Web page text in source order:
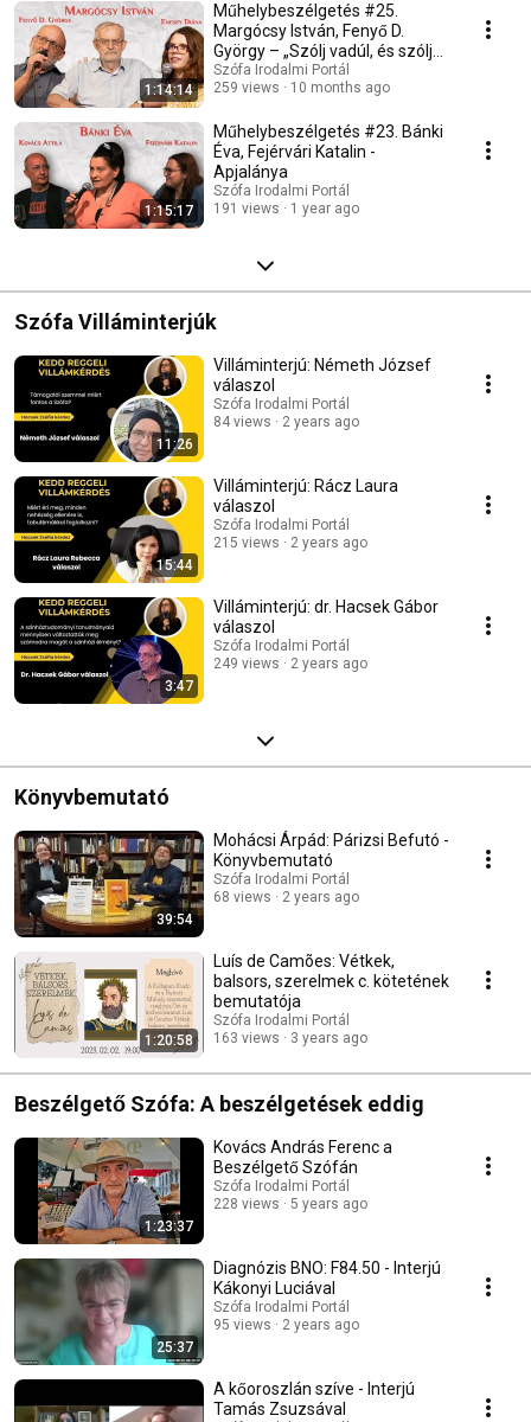
1:14:14
Műhelybeszélgetés #25.
Margócsy István, Fenyő D.
György – „Szólj vadúl, és szólj
szelíden…”
Szófa Irodalmi Portál
259 views
10 months ago
1:15:17
Műhelybeszélgetés #23. Bánki
Éva, Fejérvári Katalin -
Apjalánya
Szófa Irodalmi Portál
191 views
1 year ago
Szófa Villáminterjúk
11:26
Villáminterjú: Németh József
válaszol
Szófa Irodalmi Portál
84 views
2 years ago
15:44
Villáminterjú: Rácz Laura
válaszol
Szófa Irodalmi Portál
215 views
2 years ago
3:47
Villáminterjú: dr. Hacsek Gábor
válaszol
Szófa Irodalmi Portál
249 views
2 years ago
Könyvbemutató
39:54
Mohácsi Árpád: Párizsi Befutó -
Könyvbemutató
Szófa Irodalmi Portál
68 views
2 years ago
1:20:58
Luís de Camões: Vétkek,
balsors, szerelmek c. kötetének
bemutatója
Szófa Irodalmi Portál
163 views
3 years ago
Beszélgető Szófa: A beszélgetések eddig
1:23:37
Kovács András Ferenc a
Beszélgető Szófán
Szófa Irodalmi Portál
228 views
5 years ago
25:37
Diagnózis BNO: F84.50 - Interjú
Kákonyi Luciával
Szófa Irodalmi Portál
95 views
2 years ago
A kőoroszlán szíve - Interjú
Tamás Zsuzsával